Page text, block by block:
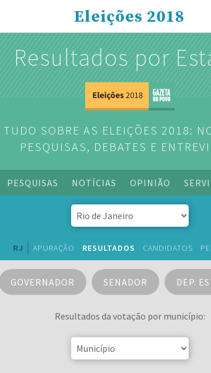
Eleições 2018
Resultados por
TUDO SOBRE AS ELEIÇÕES 2018:
PESQUISAS, DEBATES E
PESQUISAS NOTÍCIAS OPINIÃO
RJ APURAÇÃO RESULTADOS CANDIDATOS
GOVERNADOR SENADOR DEP.
Resultados da votação por município: